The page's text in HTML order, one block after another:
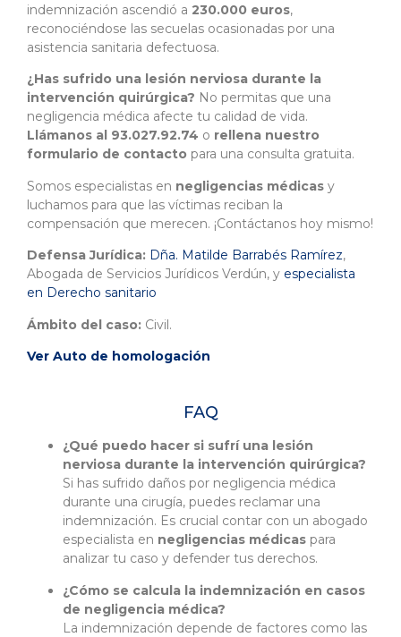
indemnización ascendió a 230.000 euros,
reconociéndose las secuelas ocasionadas por una
asistencia sanitaria defectuosa.
¿Has sufrido una lesión nerviosa durante la
intervención quirúrgica? No permitas que una
negligencia médica afecte tu calidad de vida.
Llámanos al 93.027.92.74 o rellena nuestro
formulario de contacto para una consulta gratuita.
Somos especialistas en negligencias médicas y
luchamos para que las víctimas reciban la
compensación que merecen. ¡Contáctanos hoy mismo!
Defensa Jurídica: Dña. Matilde Barrabés Ramírez,
Abogada de Servicios Jurídicos Verdún, y especialista
en Derecho sanitario
Ámbito del caso: Civil.
Ver Auto de homologación
FAQ
¿Qué puedo hacer si sufrí una lesión
nerviosa durante la intervención quirúrgica?
Si has sufrido daños por negligencia médica
durante una cirugía, puedes reclamar una
indemnización. Es crucial contar con un abogado
especialista en negligencias médicas para
analizar tu caso y defender tus derechos.
¿Cómo se calcula la indemnización en casos
de negligencia médica?
La indemnización depende de factores como las